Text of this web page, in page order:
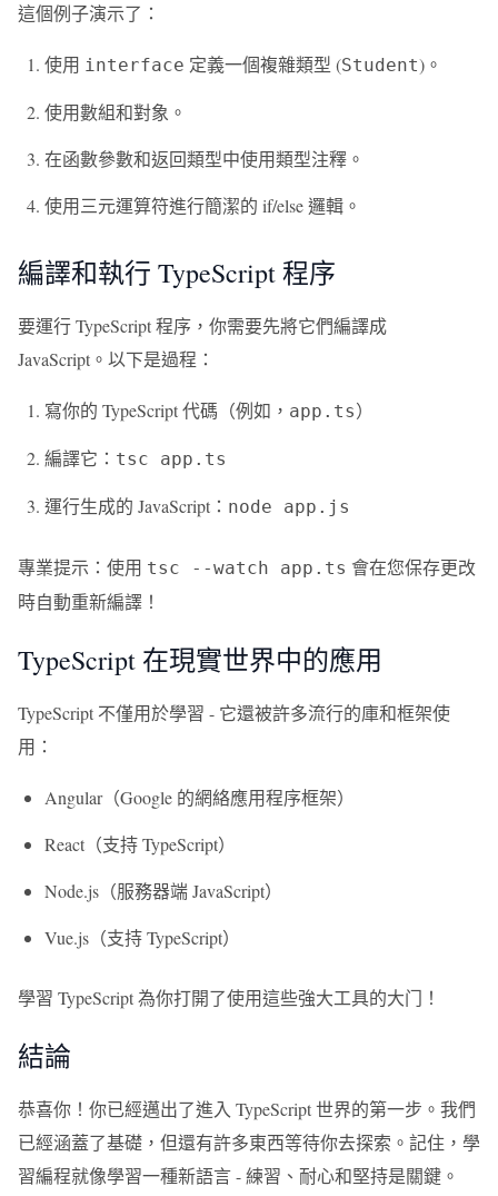
這個例子演示了：
使用 interface 定義一個複雜類型 (Student)。
使用數組和對象。
在函數參數和返回類型中使用類型注釋。
使用三元運算符進行簡潔的 if/else 邏輯。
編譯和執行 TypeScript 程序
要運行 TypeScript 程序，你需要先將它們編譯成
JavaScript。以下是過程：
寫你的 TypeScript 代碼（例如， app.ts）
編譯它： tsc app.ts
運行生成的 JavaScript： node app.js
專業提示：使用 tsc --watch app.ts 會在您保存更改
時自動重新編譯！
TypeScript 在現實世界中的應用
TypeScript 不僅用於學習 - 它還被許多流行的庫和框架使
用：
Angular（Google 的網絡應用程序框架）
React（支持 TypeScript）
Node.js（服務器端 JavaScript）
Vue.js（支持 TypeScript）
學習 TypeScript 為你打開了使用這些強大工具的大门！
結論
恭喜你！你已經邁出了進入 TypeScript 世界的第一步。我們
已經涵蓋了基礎，但還有許多東西等待你去探索。記住，學
習編程就像學習一種新語言 - 練習、耐心和堅持是關鍵。